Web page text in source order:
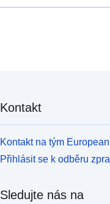
Kontakt
Kontakt na tým
Přihlásit se k odběru
Sledujte nás na